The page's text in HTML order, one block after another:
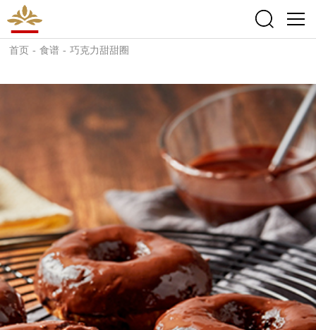
首页 - 食谱 - 巧克力甜甜圈